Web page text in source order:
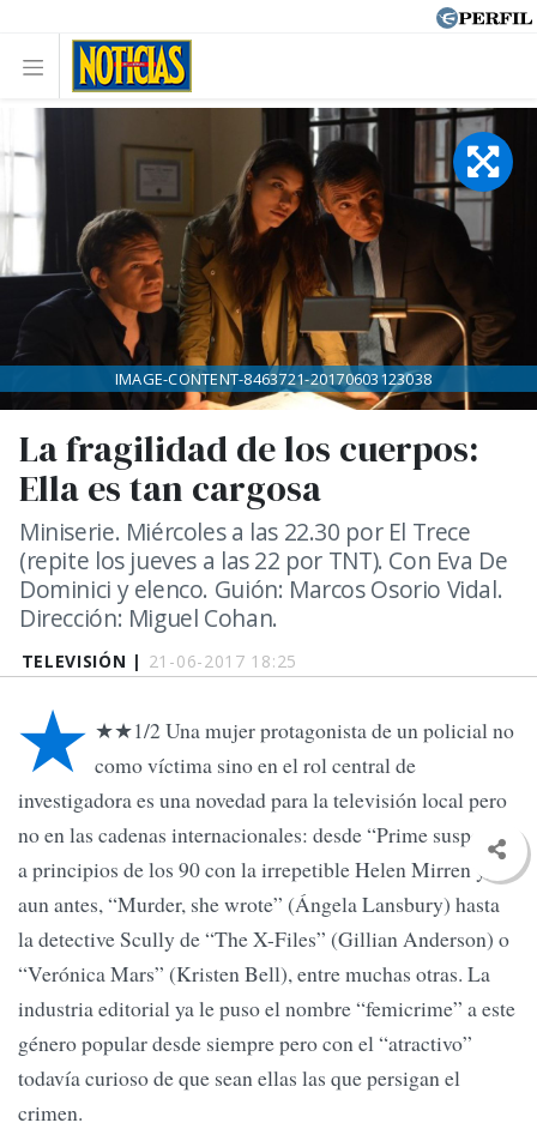
TELEVISIÓN | 21-06-2017 18:25
La fragilidad de los cuerpos:
Ella es tan cargosa
Miniserie. Miércoles a las 22.30 por El Trece
(repite los jueves a las 22 por TNT). Con Eva De
Dominici y elenco. Guión: Marcos Osorio Vidal.
Dirección: Miguel Cohan.
IMAGE-CONTENT-8463721-20170603123038
★ ★★1/2 Una mujer protagonista de un policial no
como víctima sino en el rol central de
investigadora es una novedad para la televisión local pero
no en las cadenas internacionales: desde “Prime suspect”,
a principios de los 90 con la irrepetible Helen Mirren y,
aun antes, “Murder, she wrote” (Ángela Lansbury) hasta
la detective Scully de “The X-Files” (Gillian Anderson) o
“Verónica Mars” (Kristen Bell), entre muchas otras. La
industria editorial ya le puso el nombre “femicrime” a este
género popular desde siempre pero con el “atractivo”
todavía curioso de que sean ellas las que persigan el
crimen.